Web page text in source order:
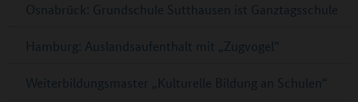
Osnabrück: Grundschule Sutthausen ist Ganztagsschule
Hamburg: Auslandsaufenthalt mit „Zugvogel“
Weiterbildungsmaster „Kulturelle Bildung an Schulen“